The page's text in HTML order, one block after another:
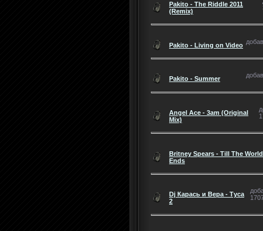
Pakito - The Riddle 2011
(Remix)
Pakito - Living on Video
Pakito - Summer
Angel Ace - 3am (Original
Mix)
Britney Spears - Till The World
Ends
Dj Карась и Вера - Туса
2